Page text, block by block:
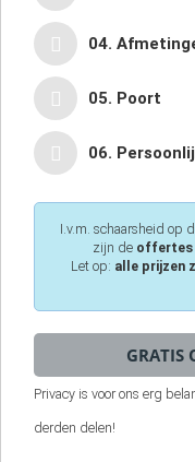
04.
05. Poort
06.
I.v.m. schaarsheid op
zijn de offertes
Let op: alle prijzen
Privacy is voor ons erg
derden delen!